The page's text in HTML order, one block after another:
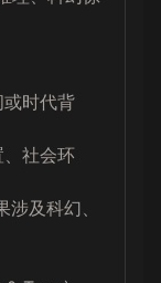
时代背
社会环
及科幻、